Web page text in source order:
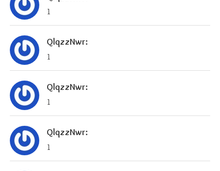
1
QlqzzNwr:
1
QlqzzNwr:
1
QlqzzNwr:
1